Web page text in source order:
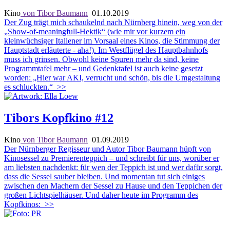
Kino von Tibor Baumann 01.10.2019
Der Zug trägt mich schaukelnd nach Nürnberg hinein, weg von der
„Show-of-meaningfull-Hektik“ (wie mir vor kurzem ein
kleinwüchsiger Italiener im Vorsaal eines Kinos, die Stimmung der
Hauptstadt erläuterte - aha!). Im Westflügel des Hauptbahnhofs
muss ich grinsen. Obwohl keine Spuren mehr da sind, keine
Programmtafel mehr – und Gedenktafel ist auch keine gesetzt
worden: „Hier war AKI, verrucht und schön, bis die Umgestaltung
es schluckten.“ >>
Tibors Kopfkino #12
Kino von Tibor Baumann 01.09.2019
Der Nürnberger Regisseur und Autor Tibor Baumann hüpft von
Kinosessel zu Premierenteppich – und schreibt für uns, worüber er
am liebsten nachdenkt: für wen der Teppich ist und wer dafür sorgt,
dass die Sessel sauber bleiben. Und momentan tut sich einiges
zwischen den Machern der Sessel zu Hause und den Teppichen der
großen Lichtspielhäuser. Und daher heute im Programm des
Kopfkinos: >>